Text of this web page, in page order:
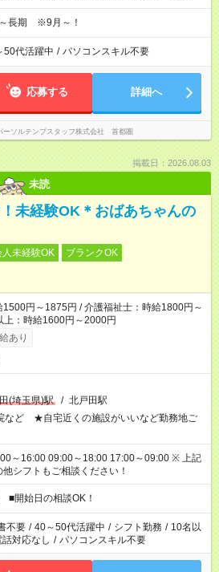
長期 ※9月～！
50代活躍中 / パソコンスキル不要
応募する 詳細へ
ーソルテンプスタッフ株式会社 首都圏
掲載日：2026.08.03
未読
未経験OK＊おばあちゃんの
人未経験OK
ブランクOK
1500円～1875円 / 介護福祉士：時給1800円～
上：時給1600円～2000円
あり
(埼玉県)駅 / 北戸田駅
など ★自宅近くの施設がいいなど勤務地ご
～16:00 09:00～18:00 17:00～09:00 ※ 上記
シフトもご相談ください！
■開始日の相談OK！
不要 / 40～50代活躍中 / シフト勤務 / 10名以
話対応なし / パソコンスキル不要